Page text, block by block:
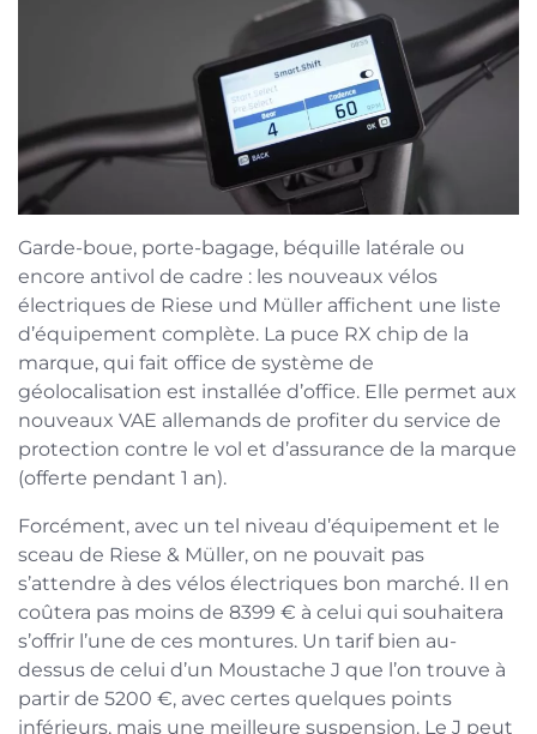
Garde-boue, porte-bagage, béquille latérale ou
encore antivol de cadre : les nouveaux vélos
électriques de Riese und Müller affichent une liste
d’équipement complète. La puce RX chip de la
marque, qui fait office de système de
géolocalisation est installée d’office. Elle permet aux
nouveaux VAE allemands de profiter du service de
protection contre le vol et d’assurance de la marque
(offerte pendant 1 an).
Forcément, avec un tel niveau d’équipement et le
sceau de Riese & Müller, on ne pouvait pas
s’attendre à des vélos électriques bon marché. Il en
coûtera pas moins de 8399 € à celui qui souhaitera
s’offrir l’une de ces montures. Un tarif bien au-
dessus de celui d’un Moustache J que l’on trouve à
partir de 5200 €, avec certes quelques points
inférieurs, mais une meilleure suspension. Le J peut